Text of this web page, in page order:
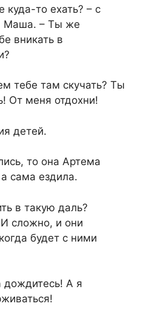
то ехать? – с
Маша. – Ты же
вникать в
тебе там скучать? Ты
От меня отдохни!
детей.
то она Артема
сама ездила.
в такую даль?
сложно, и они
будет с ними
А я